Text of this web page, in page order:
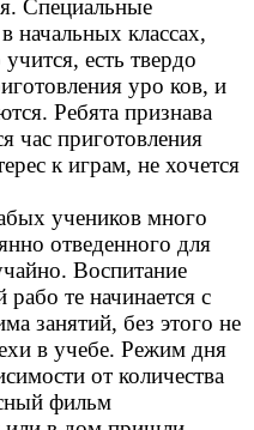
Специальные
начальных классах,
есть твердо
уро ков, и
Ребята признава
час приготовления
к играм, не хочется
учеников много
отведенного для
Воспитание
те начинается с
занятий, без этого не
в учебе. Режим дня
от количества
фильм